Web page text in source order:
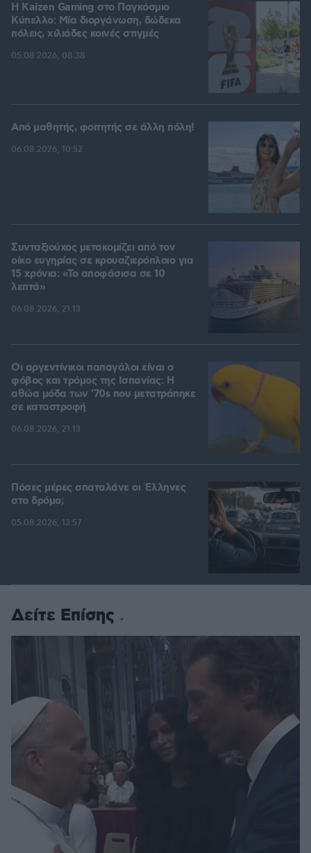
H Kaizen Gaming στο Παγκόσμιο
Kύπελλο: Μία διοργάνωση, δώδεκα
πόλεις, χιλιάδες κοινές στιγμές
05.08.2026, 08:38
Από μαθητής, φοιτητής σε άλλη πόλη!
06.08.2026, 10:52
Συνταξιούχος μετακομίζει από τον
οίκο ευγηρίας σε κρουαζιερόπλοιο για
15 χρόνια: «Το αποφάσισα σε 10
λεπτά»
06.08.2026, 21:13
Οι αργεντίνικοι παπαγάλοι είναι ο
φόβος και τρόμος της Ισπανίας: Η
αθώα μόδα των '70s που μετατράπηκε
σε καταστροφή
06.08.2026, 21:13
Πόσες μέρες σπαταλάνε οι Έλληνες
στο δρόμο;
05.08.2026, 13:57
Δείτε Επίσης